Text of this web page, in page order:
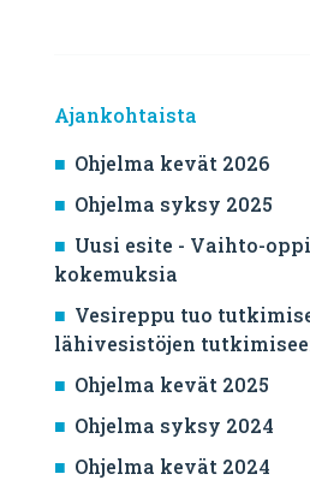
Ajankohtaista
Ohjelma kevät 2026
Ohjelma syksy 2025
Uusi esite - Vaihto-
kokemuksia
Vesireppu tuo
lähivesistöjen
Ohjelma kevät 2025
Ohjelma syksy 2024
Ohjelma kevät 2024